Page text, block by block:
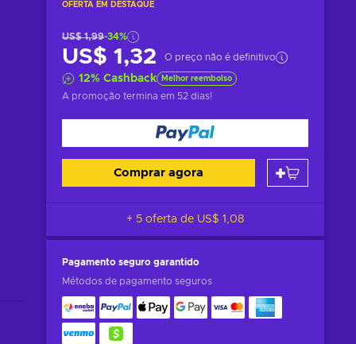
OFERTA EM DESTAQUE
US$ 1,99-34%
US$ 1,32 O preço não é definitivo
12% Cashback Melhor reembolso
A promoção termina em 52 dias!
Comprar agora
+ 5 oferta de US$ 1,08
Pagamento seguro garantido
Métodos de pagamento seguros